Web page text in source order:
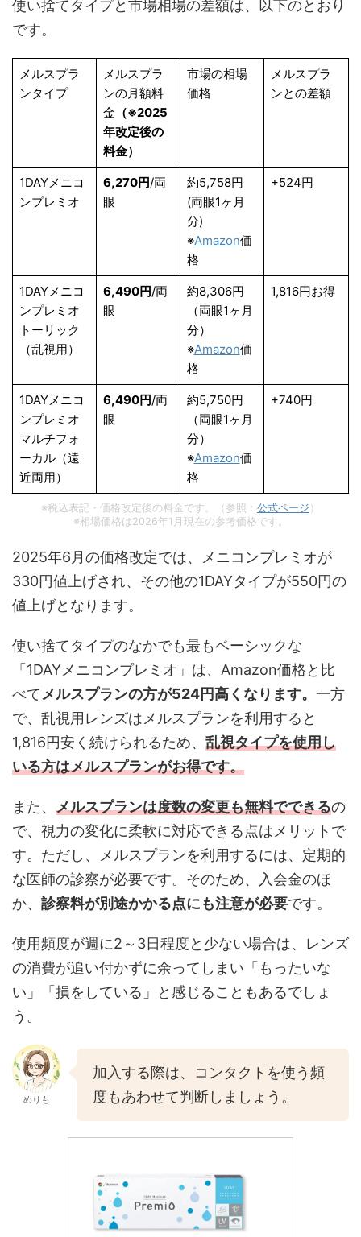
使い捨てタイプと市場相場の差額は、以下のとおり
です。
メルスプラ
ンタイプ
メルスプラ
ンの月額料
金 （※2025
年改定後の
料金）
市場の相場
価格
メルスプラ
ンとの差額
1DAYメニコ
ンプレミオ
6,270円/両
眼
約5,758円
(両眼1ヶ月
分)
※Amazon価
格
+524円
1DAYメニコ
ンプレミオ
トーリック
（乱視用）
6,490円/両
眼
約8,306円
（両眼1ヶ月
分）
※Amazon価
格
1,816円お得
1DAYメニコ
ンプレミオ
マルチフォ
ーカル（遠
近両用）
6,490円/両
眼
約5,750円
（両眼1ヶ月
分）
※Amazon価
格
+740円
※税込表記・価格改定後の料金です。（参照： 公式ページ ）
※相場価格は2026年1月現在の参考価格です。
2025年6月の価格改定では、メニコンプレミオが
330円値上げされ、その他の1DAYタイプが550円の
値上げとなります。
使い捨てタイプのなかでも最もベーシックな
「1DAYメニコンプレミオ」は、Amazon価格と比
べてメルスプランの方が524円高くなります。 一方
で、乱視用レンズはメルスプランを利用すると
1,816円安く続けられるため、 乱視タイプを使用し
いる方はメルスプランがお得です。
また、 メルスプランは度数の変更も無料でできるの
で、視力の変化に柔軟に対応できる点はメリットで
す。ただし、メルスプランを利用するには、定期的
な医師の診察が必要です。そのため、入会金のほ
か、 診察料が別途かかる点にも注意が必要です。
使用頻度が週に2～3日程度と少ない場合は、レンズ
の消費が追い付かずに余ってしまい「もったいな
い」「損をしている」と感じることもあるでしょ
う。
めりも
加入する際は、コンタクトを使う頻
度もあわせて判断しましょう。